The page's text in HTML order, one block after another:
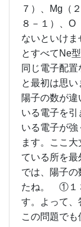
７）、Mg（
８－１）、O
ないといけま
とすべてNe
同じ電子配
と最初は思
陽子の数が
いる電子を引
いる電子が強
ます。ここ
ている所を最
では、陽子
たね。 ①１
す。よって
この問題でも